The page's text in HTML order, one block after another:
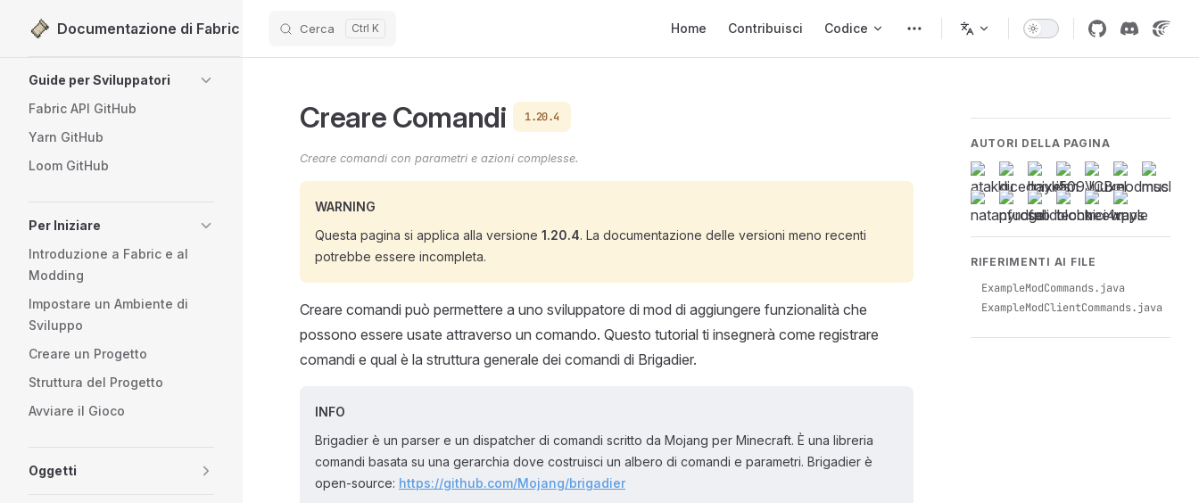
Passa al contenuto
Documentazione di Fabric Cerca Home Contribuisci Codice
Guide per Sviluppatori
Fabric API GitHub
Yarn GitHub
Loom GitHub
Per Iniziare
Introduzione a Fabric e al
Modding
Impostare un Ambiente di
Sviluppo
Creare un Progetto
Struttura del Progetto
Avviare il Gioco
Oggetti
AUTORI DELLA PAGINA
RIFERIMENTI AI FILE
ExampleModCommands.java
ExampleModClientCommands.java
Creare Comandi 1.20.4
Creare comandi con parametri e azioni complesse.
WARNING
Questa pagina si applica alla versione 1.20.4. La documentazione delle versioni meno recenti
potrebbe essere incompleta.
Creare comandi può permettere a uno sviluppatore di mod di aggiungere funzionalità che
possono essere usate attraverso un comando. Questo tutorial ti insegnerà come registrare
comandi e qual è la struttura generale dei comandi di Brigadier.
INFO
Brigadier è un parser e un dispatcher di comandi scritto da Mojang per Minecraft. È una libreria
comandi basata su una gerarchia dove costruisci un albero di comandi e parametri. Brigadier è
open-source: https://github.com/Mojang/brigadier